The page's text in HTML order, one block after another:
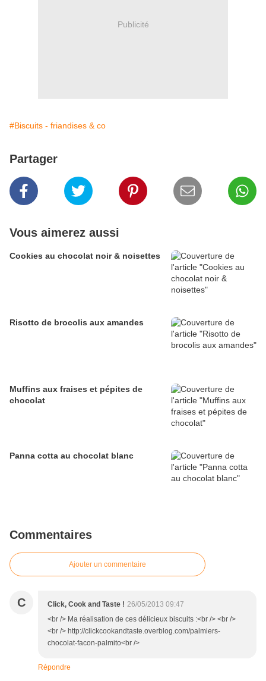
Publicité
#Biscuits - friandises & co
Partager
Vous aimerez aussi
Cookies au chocolat noir & noisettes
Risotto de brocolis aux amandes
Muffins aux fraises et pépites de
chocolat
Panna cotta au chocolat blanc
Commentaires
Ajouter un commentaire
C Click, Cook and Taste ! 26/05/2013 09:47
<br /> Ma réalisation de ces délicieux biscuits :<br /> <br />
<br /> http://clickcookandtaste.overblog.com/palmiers-
chocolat-facon-palmito<br />
Répondre